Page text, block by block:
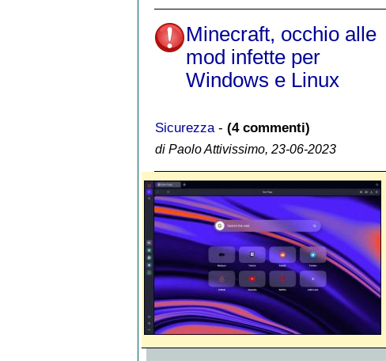
Minecraft, occhio alle
mod infette per
Windows e Linux
Sicurezza - (4 commenti)
di Paolo Attivissimo, 23-06-2023